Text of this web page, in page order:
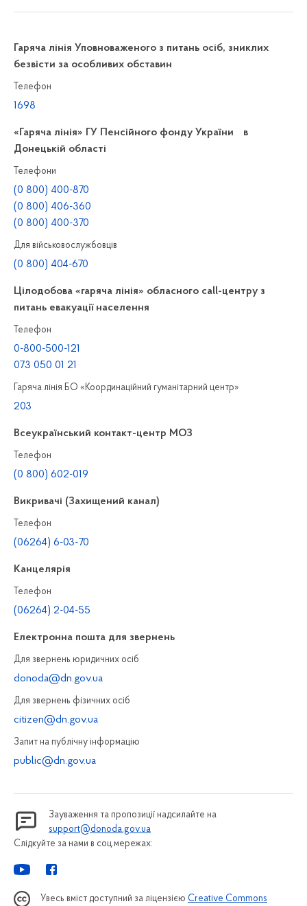
Гаряча лінія Уповноваженого з питань осіб, зниклих
безвісти за особливих обставин
Телефон
1698
«Гаряча лінія» ГУ Пенсійного фонду України в
Донецькій області
Телефони
(0 800) 400-870
(0 800) 406-360
(0 800) 400-370
Для військовослужбовців
(0 800) 404-670
Цілодобова «гаряча лінія» обласного call-центру з
питань евакуації населення
Телефон
0-800-500-121
073 050 01 21
Гаряча лінія БО «Координаційний гуманітарний центр»
203
Всеукраїнський контакт-центр МОЗ
Телефон
(0 800) 602-019
Викривачі (Захищений канал)
Телефон
(06264) 6-03-70
Канцелярiя
Телефон
(06264) 2-04-55
Електронна пошта для звернень
Для звернень юридичних осiб
donoda@dn.gov.ua
Для звернень фізичних осiб
citizen@dn.gov.ua
Запит на публiчну інформацiю
public@dn.gov.ua
Зауваження та пропозиції надсилайте на
support@donoda.gov.ua
Слідкуйте за нами в соц.мережах:
Увесь вміст доступний за ліцензією Creative Commons